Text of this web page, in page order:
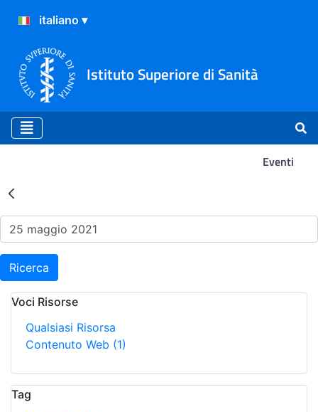
Istituto Superiore di Sanità
Eventi
Risultati della Ricerca -
Ricerca
Voci Risorse
Qualsiasi Risorsa
Contenuto Web (1)
Tag